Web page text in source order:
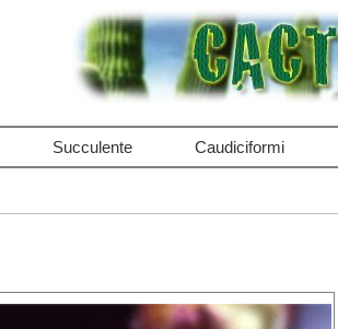
Succulente Caudiciformi